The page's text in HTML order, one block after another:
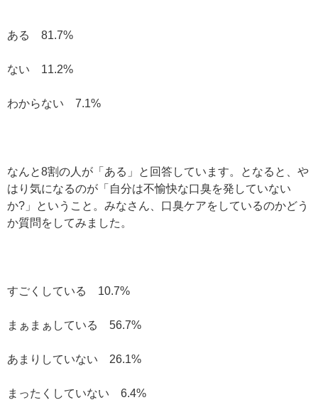
ある 81.7%
ない 11.2%
わからない 7.1%
なんと8割の人が「ある」と回答しています。となると、や
はり気になるのが「自分は不愉快な口臭を発していない
か?」ということ。みなさん、口臭ケアをしているのかどう
か質問をしてみました。
すごくしている 10.7%
まぁまぁしている 56.7%
あまりしていない 26.1%
まったくしていない 6.4%